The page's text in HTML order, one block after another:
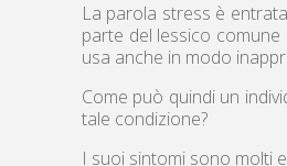
La parola stress è
parte del lessico
usa anche in modo
Come può quindi un
tale condizione?
I suoi sintomi sono molti